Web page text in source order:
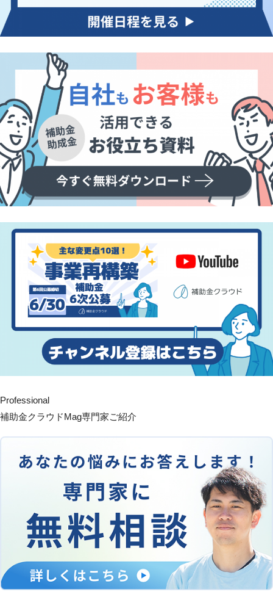
Professional
補助金クラウドMag専門家ご紹介